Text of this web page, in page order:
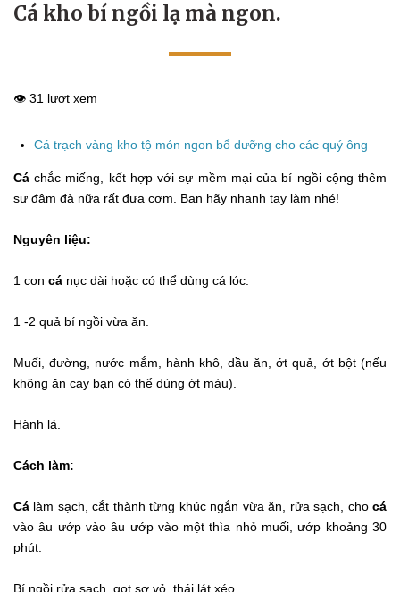
Cá kho bí ngồi lạ mà ngon.
👁️ 31 lượt xem
Cá trạch vàng kho tộ món ngon bổ dưỡng cho các quý ông
Cá chắc miếng, kết hợp với sự mềm mại của bí ngồi cộng thêm
sự đậm đà nữa rất đưa cơm. Bạn hãy nhanh tay làm nhé!
Nguyên liệu:
1 con cá nục dài hoặc có thể dùng cá lóc.
1 -2 quả bí ngồi vừa ăn.
Muối, đường, nước mắm, hành khô, dầu ăn, ớt quả, ớt bột (nếu
không ăn cay bạn có thể dùng ớt màu).
Hành lá.
Cách làm:
Cá làm sạch, cắt thành từng khúc ngắn vừa ăn, rửa sạch, cho cá
vào âu ướp vào âu ướp vào một thìa nhỏ muối, ướp khoảng 30
phút.
Bí ngồi rửa sạch, gọt sơ vỏ, thái lát xéo.